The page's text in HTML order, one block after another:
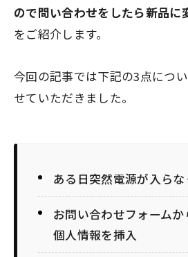
ので問い合わせをしたら新品に
をご紹介します。
今回の記事では下記の3点につ
せていただきました。
ある日突然電源が入らな
お問い合わせフォーム
個人情報を挿入